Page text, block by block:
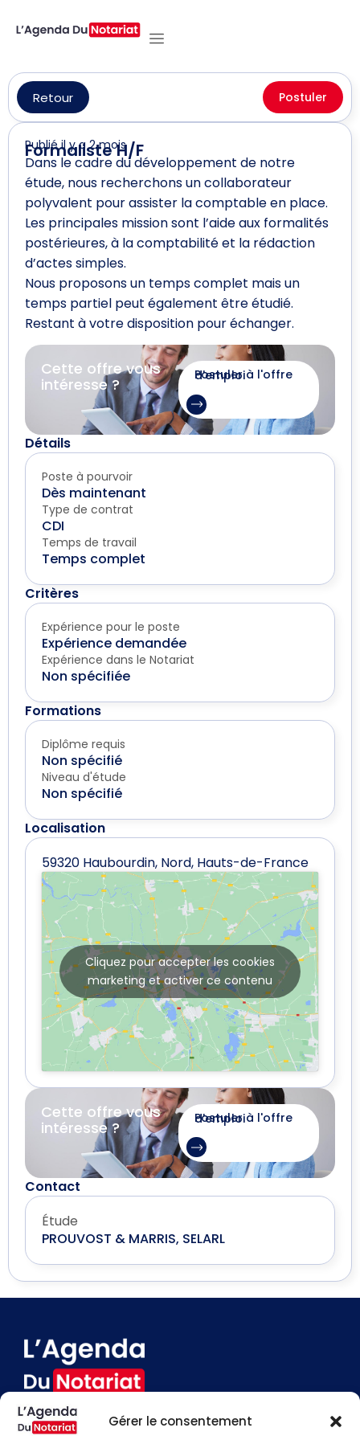
Gérer le consentement
Retour Postuler
Formaliste H/F
Publié il y a 2 mois
Dans le cadre du développement de notre
étude, nous recherchons un collaborateur
polyvalent pour assister la comptable en place.
Les principales mission sont l’aide aux formalités
postérieures, à la comptabilité et la rédaction
d’actes simples.
Nous proposons un temps complet mais un
temps partiel peut également être étudié.
Restant à votre disposition pour échanger.
Cette offre vous
intéresse ?
Postuler à l'offre d'emploi
Détails
Poste à pourvoir
Dès maintenant
Type de contrat
CDI
Temps de travail
Temps complet
Critères
Expérience pour le poste
Expérience demandée
Expérience dans le Notariat
Non spécifiée
Formations
Diplôme requis
Non spécifié
Niveau d'étude
Non spécifié
Localisation
59320 Haubourdin, Nord, Hauts-de-France
Cliquez pour accepter les cookies
marketing et activer ce contenu
Cette offre vous
intéresse ?
Postuler à l'offre d'emploi
Contact
Étude
PROUVOST & MARRIS, SELARL